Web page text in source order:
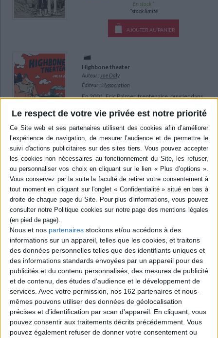
Le respect de votre vie privée est notre priorité
Nous et nos partenaires stockons et/ou accédons à des
informations sur un appareil, telles que les cookies, et traitons
des données personnelles telles que des identifiants uniques et
des informations standards envoyées par un appareil pour des
publicités et du contenu personnalisés, des mesures de publicité
et de contenu, des études d'audience et le développement de
services. Avec votre permission, nos 162 partenaires et nous-
mêmes pouvons utiliser des données de géolocalisation
précises et d’identification par scan d'appareil. En cliquant, vous
pouvez consentir aux traitements décrits précédemment. Vous
pouvez également refuser de donner votre consentement ou
En stock *
*stock limité
AJOUTER AU PANIER
Highbone theater
Auteur : Joe Daly
Éditeur : L'Association
En 2001, Eric Palmer, trentenaire, ouvrier dans
copain Perry. Ses visions oniriques et la
plongent dans un univers où règne la
sorcellerie. Face aux différents complots et
conspirations, il se lance dans une quête
moraliste impossible pour sauver l'humanité.
©Electre 2026
26,00 €
Expédié sous 10 à 15 j.
AJOUTER AU PANIER
Rocky
Auteur :
Martin Kellerman
Éditeur :Huber Editions
Une chronique malicieuse du quotidien de
Rocky, un jeune chien, et d'un groupe de
personnages, qui enchaînent les colocations
ratées, les fêtes calamiteuses, un voyage
catastrophique aux Etats-Unis et des réveils
difficiles. ©Electre 2026
26,90 €
Indisponible